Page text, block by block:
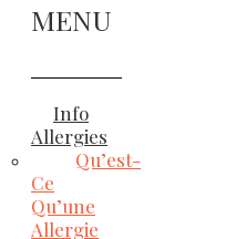
MENU
Info
Allergies
Qu’est-
Ce
Qu’une
Allergie